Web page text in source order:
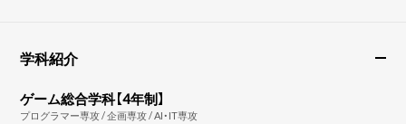
学科紹介
ゲーム総合学科【4年制】
プログラマー専攻 / 企画専攻 / AI・IT専攻